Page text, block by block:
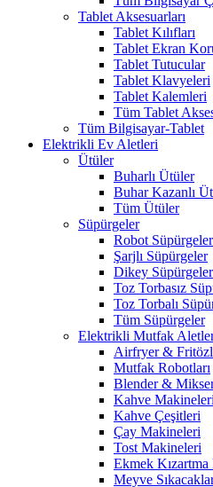
Tablet Aksesuarları
Tablet Kılıfları
Tablet Ekran
Tablet Tutucular
Tablet Klavyeleri
Tablet Kalemleri
Tüm Tablet
Tüm Bilgisayar-Tablet
Elektrikli Ev Aletleri
Ütüler
Buharlı Ütüler
Buhar Kazanlı
Tüm Ütüler
Süpürgeler
Robot Süpürgeler
Şarjlı Süpürgeler
Dikey Süpürgeler
Toz Torbasız
Toz Torbalı
Tüm Süpürgeler
Elektrikli Mutfak
Airfryer &
Mutfak Robotları
Blender &
Kahve Makineleri
Kahve Çeşitleri
Çay Makineleri
Tost Makineleri
Ekmek
Meyve